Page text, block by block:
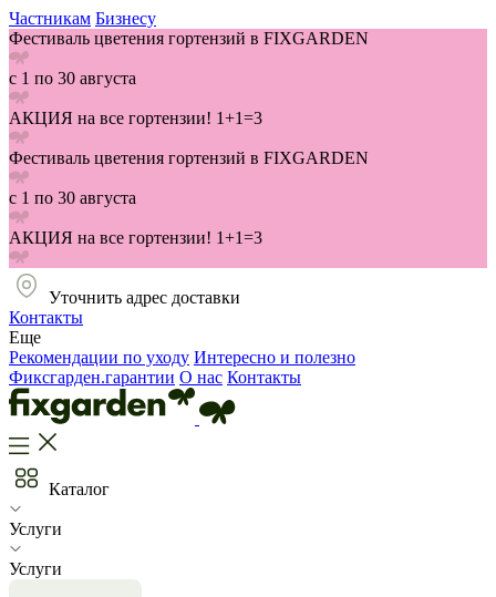
Частникам Бизнесу
Фестиваль цветения гортензий в FIXGARDEN
с 1 по 30 августа
АКЦИЯ на все гортензии! 1+1=3
Фестиваль цветения гортензий в FIXGARDEN
с 1 по 30 августа
АКЦИЯ на все гортензии! 1+1=3
Уточнить адрес доставки
Контакты
Еще
Рекомендации по уходу Интересно и полезно
Фиксгарден.гарантии О нас Контакты
Каталог
Услуги
Услуги